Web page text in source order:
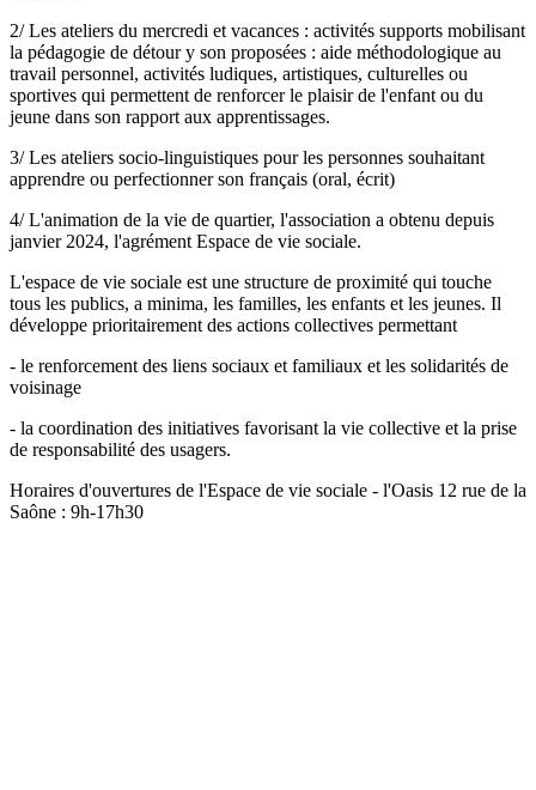
2/ Les ateliers du mercredi et vacances : activités supports mobilisant
la pédagogie de détour y son proposées : aide méthodologique au
travail personnel, activités ludiques, artistiques, culturelles ou
sportives qui permettent de renforcer le plaisir de l'enfant ou du
jeune dans son rapport aux apprentissages.
3/ Les ateliers socio-linguistiques pour les personnes souhaitant
apprendre ou perfectionner son français (oral, écrit)
4/ L'animation de la vie de quartier, l'association a obtenu depuis
janvier 2024, l'agrément Espace de vie sociale.
L'espace de vie sociale est une structure de proximité qui touche
tous les publics, a minima, les familles, les enfants et les jeunes. Il
développe prioritairement des actions collectives permettant
- le renforcement des liens sociaux et familiaux et les solidarités de
voisinage
- la coordination des initiatives favorisant la vie collective et la prise
de responsabilité des usagers.
Horaires d'ouvertures de l'Espace de vie sociale - l'Oasis 12 rue de la
Saône : 9h-17h30